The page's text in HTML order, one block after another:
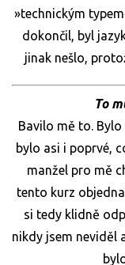
»technickým
dokončil, byl
jinak nešlo,
To
Bavilo mě to.
bylo asi i poprvé,
manžel pro mě
tento kurz
si tedy klidně
nikdy jsem neviděl